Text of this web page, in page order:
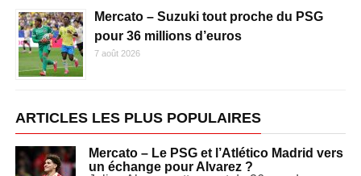
Mercato – Suzuki tout proche du PSG
pour 36 millions d’euros
7 août 2026
ARTICLES LES PLUS POPULAIRES
Mercato – Le PSG et l’Atlético Madrid vers
un échange pour Alvarez ?